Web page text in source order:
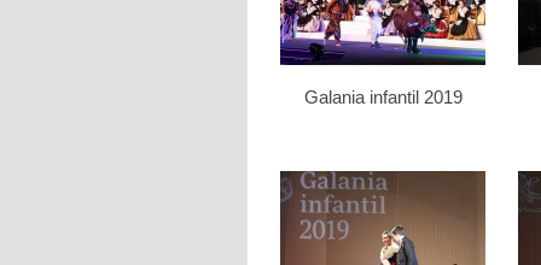
Galania infantil 2019